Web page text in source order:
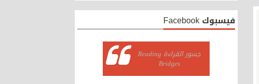
فيسبوك Facebook
‏جسور القراءة Reading
Bridges‏